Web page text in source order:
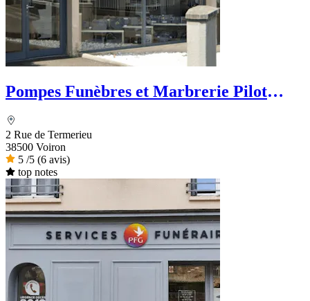
Pompes Funèbres et Marbrerie Pilot
2 Rue de Termerieu
38500 Voiron
5 /5 (6 avis)
top notes